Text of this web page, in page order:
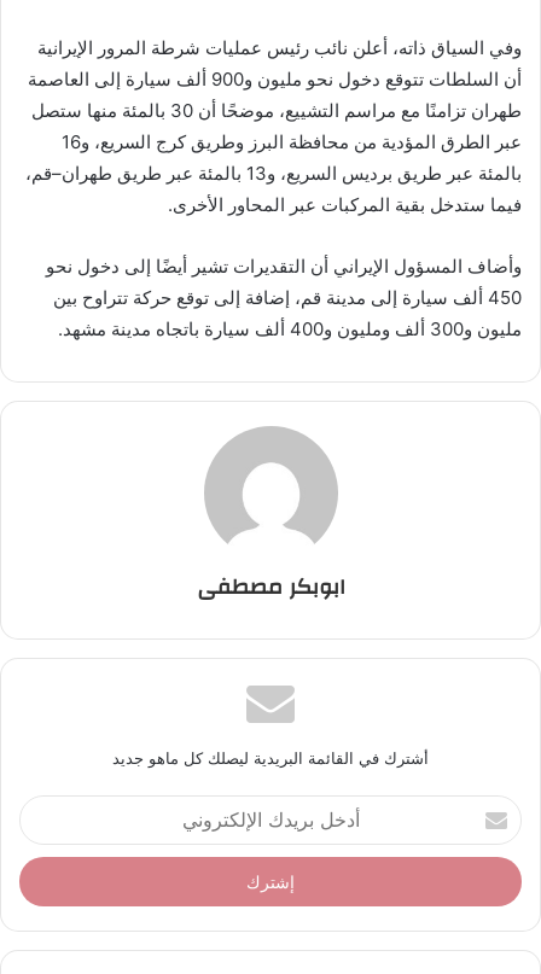
وفي السياق ذاته، أعلن نائب رئيس عمليات شرطة المرور الإيرانية
أن السلطات تتوقع دخول نحو مليون و900 ألف سيارة إلى العاصمة
طهران تزامنًا مع مراسم التشييع، موضحًا أن 30 بالمئة منها ستصل
عبر الطرق المؤدية من محافظة البرز وطريق كرج السريع، و16
بالمئة عبر طريق برديس السريع، و13 بالمئة عبر طريق طهران–قم،
فيما ستدخل بقية المركبات عبر المحاور الأخرى.
وأضاف المسؤول الإيراني أن التقديرات تشير أيضًا إلى دخول نحو
450 ألف سيارة إلى مدينة قم، إضافة إلى توقع حركة تتراوح بين
مليون و300 ألف ومليون و400 ألف سيارة باتجاه مدينة مشهد.
ابوبكر مصطفى
أشترك في القائمة البريدية ليصلك كل ماهو جديد
أ
د
خ
ل
ر